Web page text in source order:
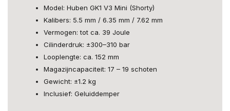
Model: Huben GK1 V3 Mini (Shorty)
Kalibers: 5.5 mm / 6.35 mm / 7.62 mm
Vermogen: tot ca. 39 Joule
Cilinderdruk: ±300–310 bar
Looplengte: ca. 152 mm
Magazijncapaciteit: 17 – 19 schoten
Gewicht: ±1.2 kg
Inclusief: Geluiddemper